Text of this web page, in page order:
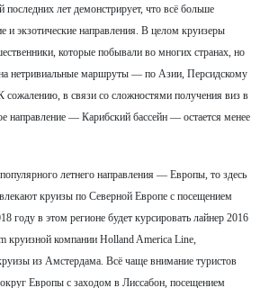
лет демонстрирует, что всё больше
и экзотические направления. В целом круизеры
которые побывали во многих странах, но
нетривиальные маршруты — по Азии, Персидскому
в связи со сложностями получения виз в
— Карибский бассейн — остается менее
летнего направления — Европы, то здесь
круизы по Северной Европе с посещением
году в этом регионе будет курсировать лайнер 2016
круизной компании Holland America Line,
из Амстердама. Всё чаще внимание туристов
Европы с заходом в Лиссабон, посещением